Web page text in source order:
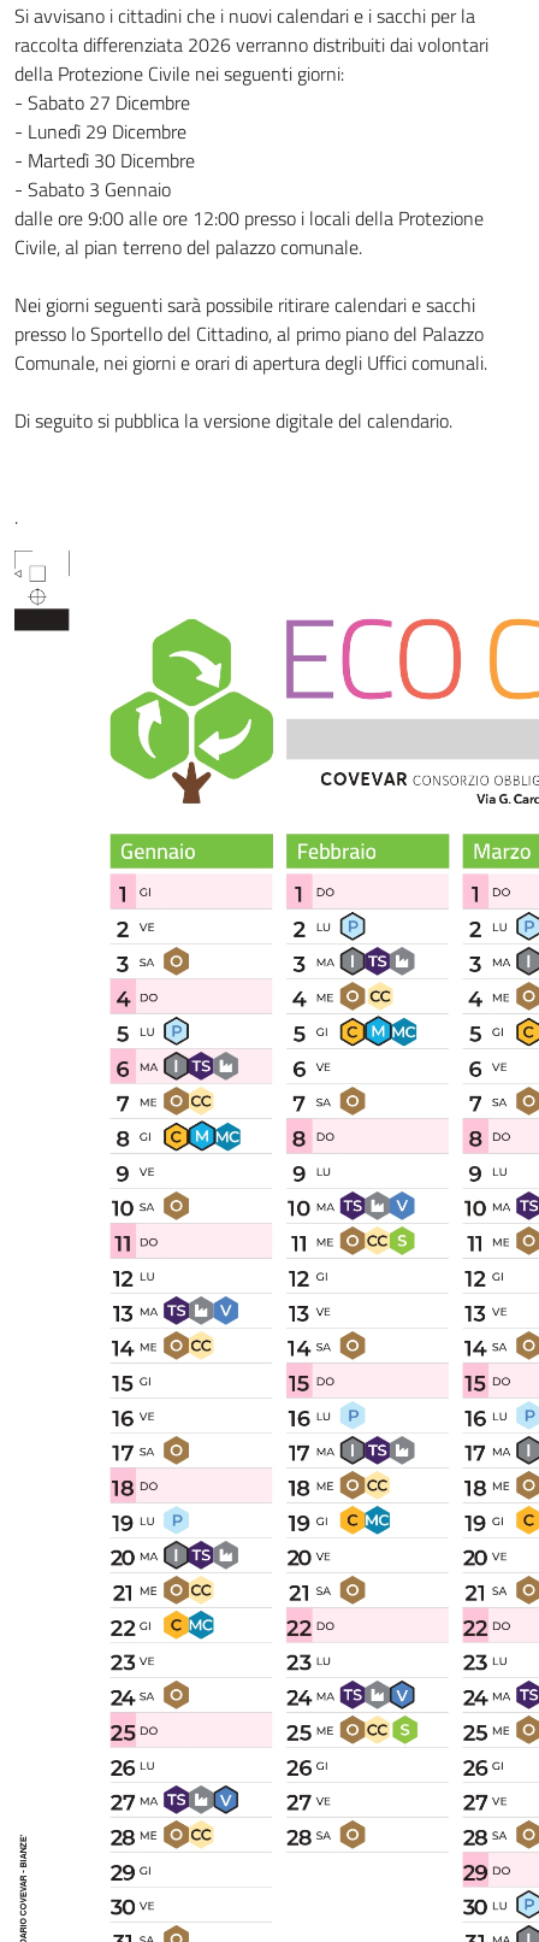
Si avvisano i cittadini che i nuovi calendari e i sacchi per la
raccolta differenziata 2026 verranno distribuiti dai volontari
della Protezione Civile nei seguenti giorni:
- Sabato 27 Dicembre
- Lunedì 29 Dicembre
- Martedì 30 Dicembre
- Sabato 3 Gennaio
dalle ore 9:00 alle ore 12:00 presso i locali della Protezione
Civile, al pian terreno del palazzo comunale.
Nei giorni seguenti sarà possibile ritirare calendari e sacchi
presso lo Sportello del Cittadino, al primo piano del Palazzo
Comunale, nei giorni e orari di apertura degli Uffici comunali.
Di seguito si pubblica la versione digitale del calendario.
.